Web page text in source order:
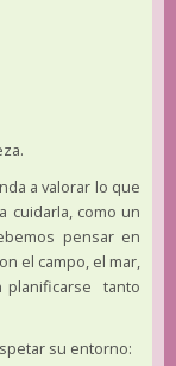
a valorar lo que
cuidarla, como un
pensar en
el campo, el mar,
planificarse tanto
su entorno: